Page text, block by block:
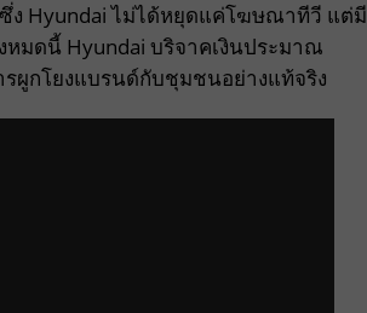
ง Hyundai ไม่ได้หยุดแค่โฆษณาทีวี แต่มี
หมดนี้ Hyundai บริจาคเงินประมาณ
ผูกโยงแบรนด์กับชุมชนอย่างแท้จริง